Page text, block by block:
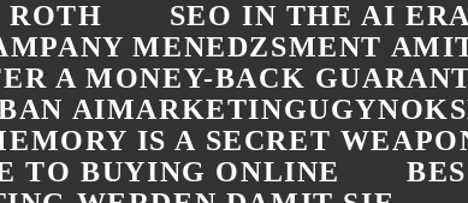
SEO IN THE AI
MENEDZSMENT
A MONEY-BACK
IS A SECRET
TO BUYING ONLINE